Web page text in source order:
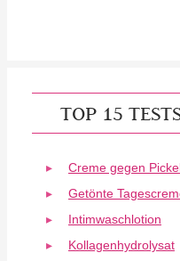
TOP 15
Creme gegen
Getönte
Intimwaschlotion
Kollagenhydrolysat